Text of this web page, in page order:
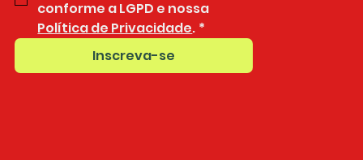
Política de Privacidade. *
Inscreva-se